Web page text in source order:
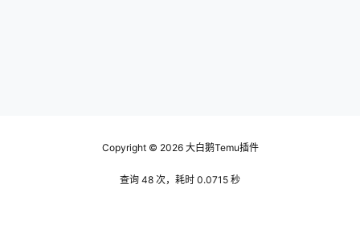
Copyright © 2026大白鹅Temu插件
查询 48 次，耗时 0.0715 秒